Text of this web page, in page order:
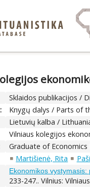
Sklaidos publikacijos /
Knygų dalys / Parts of
Lietuvių kalba /
Vilniaus kolegijos
Graduate of Economics
Martišienė, Rita
Ekonomikos
233-247.. Vilnius: